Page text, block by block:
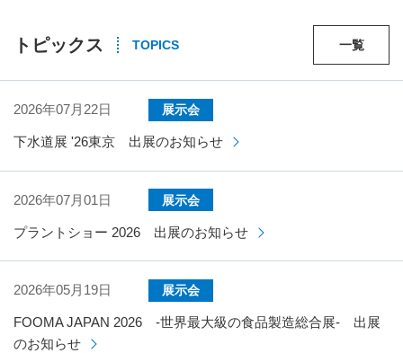
トピックス TOPICS 一覧
2026年07月22日 展示会
下水道展 '26東京 出展のお知らせ
2026年07月01日 展示会
プラントショー 2026 出展のお知らせ
2026年05月19日 展示会
FOOMA JAPAN 2026 -世界最大級の食品製造総合展- 出展
のお知らせ